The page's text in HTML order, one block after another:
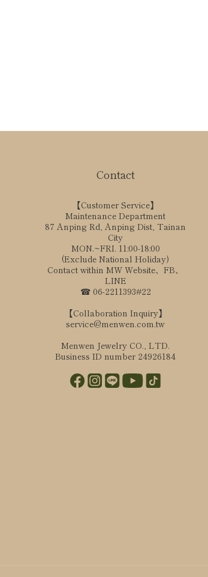
Contact
【Customer Service】
Maintenance Department
87 Anping Rd, Anping Dist, Tainan
City
MON.~FRI. 11:00-18:00
(Exclude National Holiday)
Contact within MW Website、FB、
LINE
☎ 06-2211393#22
【Collaboration Inquiry】
service@menwen.com.tw
Menwen Jewelry CO., LTD.
Business ID number 24926184